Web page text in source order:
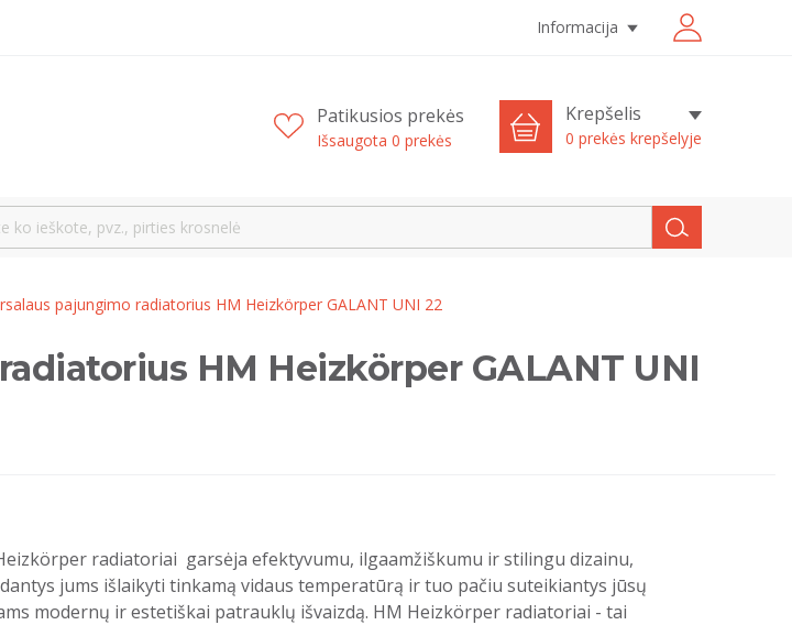
Informacija
Patikusios prekės
Išsaugota 0 prekės
Krepšelis
0 prekės krepšelyje
pajungimo radiatorius HM Heizkörper GALANT UNI 22
HM Heizkörper GALANT UNI
radiatoriai garsėja efektyvumu, ilgaamžiškumu ir stilingu dizainu,
jums išlaikyti tinkamą vidaus temperatūrą ir tuo pačiu suteikiantys jūsų
modernų ir estetiškai patrauklų išvaizdą. HM Heizkörper radiatoriai - tai